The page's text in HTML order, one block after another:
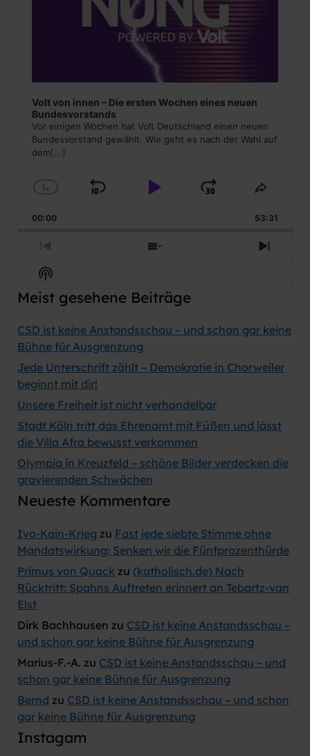
Volt von innen – Die ersten Wochen eines neuen
Bundesvorstands
Vor einigen Wochen hat Volt Deutschland einen neuen
Bundesvorstand gewählt. Wie geht es nach der Wahl auf
dem[...]
Change
Rate
1 x
Skip
Play
Jump
Forward
Share
00:00 53:31
Episode
Show
Next
Show
Information
Meist gesehene Beiträge
CSD ist keine Anstandsschau – und schon gar keine
Bühne für Ausgrenzung
Jede Unterschrift zählt – Demokratie in Chorweiler
beginnt mit dir!
Unsere Freiheit ist nicht verhandelbar
Stadt Köln tritt das Ehrenamt mit Füßen und lässt
die Villa Afra bewusst verkommen
Olympia in Kreuzfeld – schöne Bilder verdecken die
gravierenden Schwächen
Neueste Kommentare
Ivo-Kain-Krieg zu Fast jede siebte Stimme ohne
Mandatswirkung: Senken wir die Fünfprozenthürde
Primus von Quackzu (katholisch.de) Nach
Rücktritt: Spahns Auftreten erinnert an Tebartz-van
Elst
Dirk Bachhausen zu CSD ist keine Anstandsschau –
und schon gar keine Bühne für Ausgrenzung
Marius-F.-A. zu CSD ist keine Anstandsschau – und
schon gar keine Bühne für Ausgrenzung
Bernd zu CSD ist keine Anstandsschau – und schon
gar keine Bühne für Ausgrenzung
Instagam